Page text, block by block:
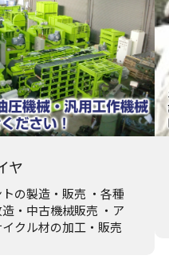
ヤ
の製造・販売 ・各種
・中古機械販売 ・ア
クル材の加工・販売